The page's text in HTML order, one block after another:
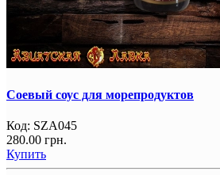
Соевый соус для морепродуктов
Код: SZA045
280.00 грн.
Купить